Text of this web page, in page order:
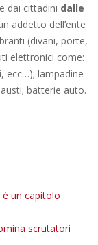
dai cittadini dalle
addetto dell’ente
(divani, porte,
elettronici come:
ecc…); lampadine
batterie auto.
un capitolo
scrutatori